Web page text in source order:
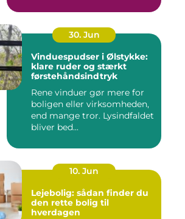
30. Jun
Vinduespudser i Ølstykke:
klare ruder og stærkt
førstehåndsindtryk
Rene vinduer gør mere for
boligen eller virksomheden,
end mange tror. Lysindfaldet
bliver bed...
10. Jun
Lejebolig: sådan finder du
den rette bolig til
hverdagen